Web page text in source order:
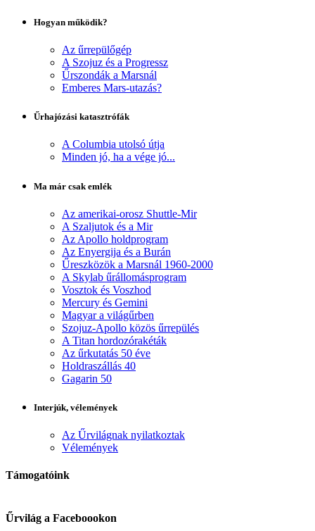
Hogyan működik?
Az űrrepülőgép
A Szojuz és a Progressz
Űrszondák a Marsnál
Emberes Mars-utazás?
Űrhajózási katasztrófák
A Columbia utolsó útja
Minden jó, ha a vége jó...
Ma már csak emlék
Az amerikai-orosz Shuttle-Mir
A Szaljutok és a Mir
Az Apollo holdprogram
Az Enyergija és a Burán
Űreszközök a Marsnál 1960-2000
A Skylab űrállomásprogram
Vosztok és Voszhod
Mercury és Gemini
Magyar a világűrben
Szojuz-Apollo közös űrrepülés
A Titan hordozórakéták
Az űrkutatás 50 éve
Holdraszállás 40
Gagarin 50
Interjúk, vélemények
Az Űrvilágnak nyilatkoztak
Vélemények
Támogatóink
Űrvilág a Faceboookon